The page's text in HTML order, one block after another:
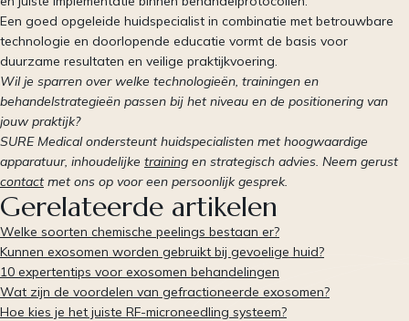
Een goed opgeleide huidspecialist in combinatie met betrouwbare
technologie en doorlopende educatie vormt de basis voor
duurzame resultaten en veilige praktijkvoering.
Wil je sparren over welke technologieën, trainingen en
behandelstrategieën passen bij het niveau en de positionering van
jouw praktijk?
SURE Medical ondersteunt huidspecialisten met hoogwaardige
apparatuur, inhoudelijke training en strategisch advies. Neem gerust
contact met ons op voor een persoonlijk gesprek.
Gerelateerde artikelen
Welke soorten chemische peelings bestaan er?
Kunnen exosomen worden gebruikt bij gevoelige huid?
10 expertentips voor exosomen behandelingen
Wat zijn de voordelen van gefractioneerde exosomen?
Hoe kies je het juiste RF-microneedling systeem?